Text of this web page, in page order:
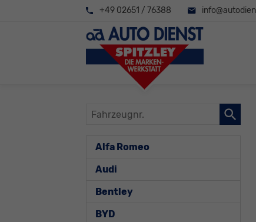
+49 02651 / 76388
Fahrzeugnr.
Alfa Romeo
Audi
Bentley
BYD